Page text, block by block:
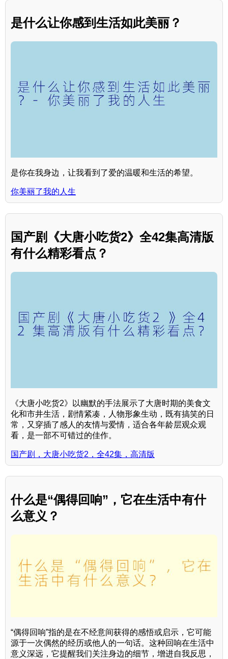
是什么让你感到生活如此美丽？
是你在我身边，让我看到了爱的温暖和生活的希望。
你美丽了我的人生
国产剧《大唐小吃货2》全42集高清版
有什么精彩看点？
《大唐小吃货2》以幽默的手法展示了大唐时期的美食文
化和市井生活，剧情紧凑，人物形象生动，既有搞笑的日
常，又穿插了感人的友情与爱情，适合各年龄层观众观
看，是一部不可错过的佳作。
国产剧，大唐小吃货2，全42集，高清版
什么是“偶得回响”，它在生活中有什
么意义？
“偶得回响”指的是在不经意间获得的感悟或启示，它可能
源于一次偶然的经历或他人的一句话。这种回响在生活中
意义深远，它提醒我们关注身边的细节，增进自我反思，